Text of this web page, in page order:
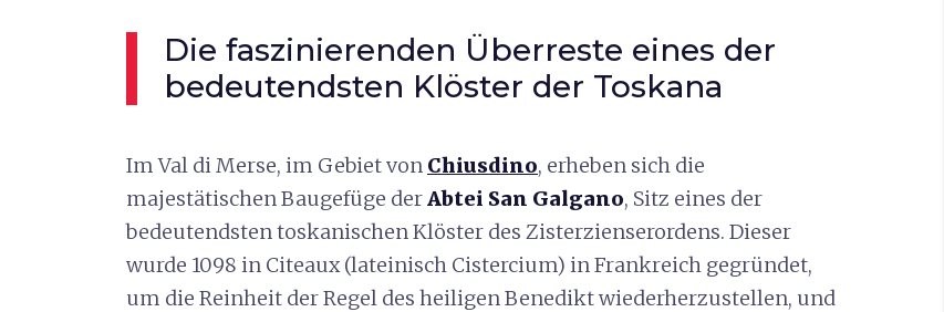
Die faszinierenden Überreste eines der
bedeutendsten Klöster der Toskana
Im Val di Merse, im Gebiet von Chiusdino, erheben sich die
majestätischen Baugefüge derAbtei San Galgano, Sitz eines der
bedeutendsten toskanischen Klöster des Zisterzienserordens. Dieser
wurde 1098 in Citeaux (lateinisch Cistercium) in Frankreich gegründet,
um die Reinheit der Regel des heiligen Benedikt wiederherzustellen, und